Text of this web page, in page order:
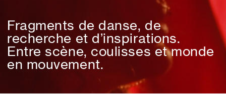
Lab
Collectif
Fragments de danse, de
recherche et d’inspirations.
Entre scène, coulisses et monde
en mouvement.